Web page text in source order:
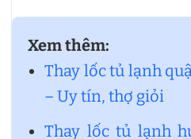
Xem thêm:
Thay lốc tủ lạnh
– Uy tín, thợ giỏi
Thay lốc tủ lạnh